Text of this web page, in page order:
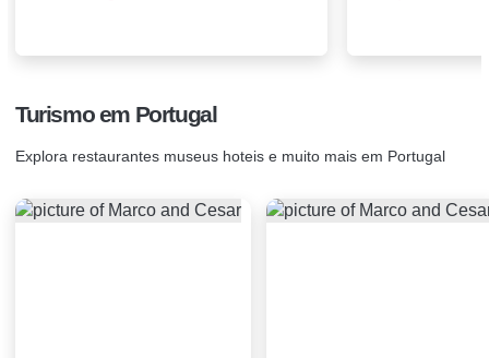
Turismo em Portugal
Explora restaurantes museus hoteis e muito mais em Portugal